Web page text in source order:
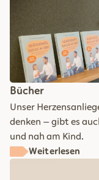
Bücher
Unser
denken – gibt es
und nah am Kind.
Weiterlesen